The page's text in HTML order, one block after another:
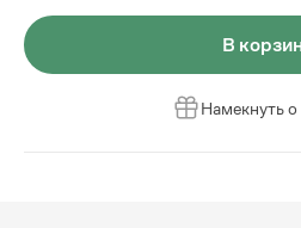
В
Намекнуть о